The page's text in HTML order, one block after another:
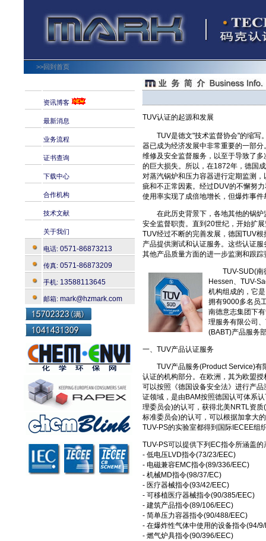
>>回到首页
资讯博客
最新消息
业务流程
证书查询
下载中心
合作机构
技术文献
关于我们
电话: 0571-86873213
传真: 0571-86873209
手机: 13588113645
邮箱: mark@hzmark.com
TUV认证的起源和发展
TUV是德文"技术监督协会"的缩写
器已成为经济发展中非常重要的一部
维修及安全监督服务，以至于导致了
的巨大损失。所以，在1872年，德国
对蒸汽锅炉和压力容器进行定期监测
疵和不正常因素。经过DUV的不懈努
使用率实现了成倍地增长，但爆炸事件
在此历史背景下，各地其他的锅炉
安全监督职责。直到20世纪，开始扩
TUV经过不断的完善发展，德国TUV
产品提供测试和认证服务。这些认证
其他产品质量方面的进一步监测和跟踪
TUV-SUD(南德
Hessen、TUV-
机构组成的，它
拥有9000多名员
南德意志集团下
理服务有限公司
(BABT)产品服务
一、TUV产品认证服务
TUV产品服务(Product Service)有
认证的机构部分。在欧洲，其为欧盟
可以按照《德国设备安全法》进行产
证领域，是由BAM按照德国认可体系
理委员会)的认可，获得北美NRTL资
标准委员会)的认可，可以根据加拿大
TUV-PS的实验室都得到国际IECEE组
TUV-PS可以提供下列EC指令所涵盖
- 低电压LVD指令(73/23/EEC)
- 电磁兼容EMC指令(89/336/EEC)
- 机械MD指令(98/37/EC)
- 医疗器械指令(93/42/EEC)
- 可移植医疗器械指令(90/385/EEC)
- 建筑产品指令(89/106/EEC)
- 简单压力容器指令(90/488/EEC)
- 在爆炸性气体中使用的设备指令(94/
- 燃气炉具指令(90/396/EEC)